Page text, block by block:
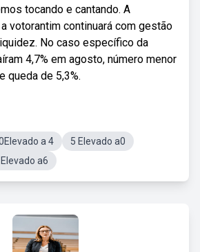
tocando e cantando. A
votorantim continuará com gestão
No caso específico da
4,7% em agosto, número menor
queda de 5,3%.
a 4
5 Elevado a0
a6